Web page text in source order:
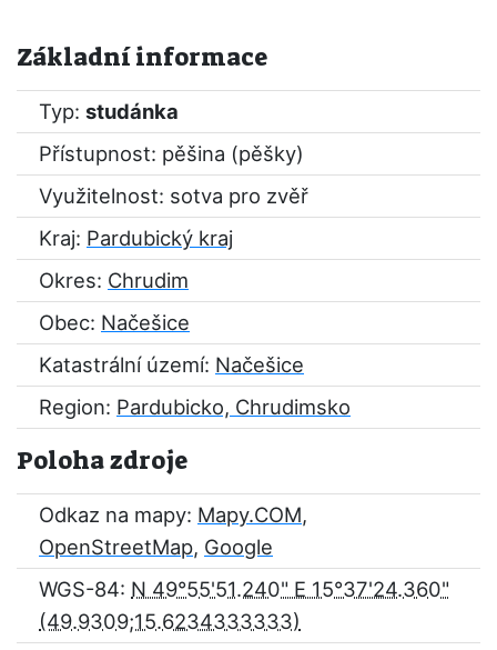
Základní informace
Typ: studánka
Přístupnost: pěšina (pěšky)
Využitelnost: sotva pro zvěř
Kraj: Pardubický kraj
Okres: Chrudim
Obec: Načešice
Katastrální území: Načešice
Region: Pardubicko, Chrudimsko
Poloha zdroje
Odkaz na mapy: Mapy.COM,
OpenStreetMap, Google
WGS-84: N 49°55'51.240" E 15°37'24.360"